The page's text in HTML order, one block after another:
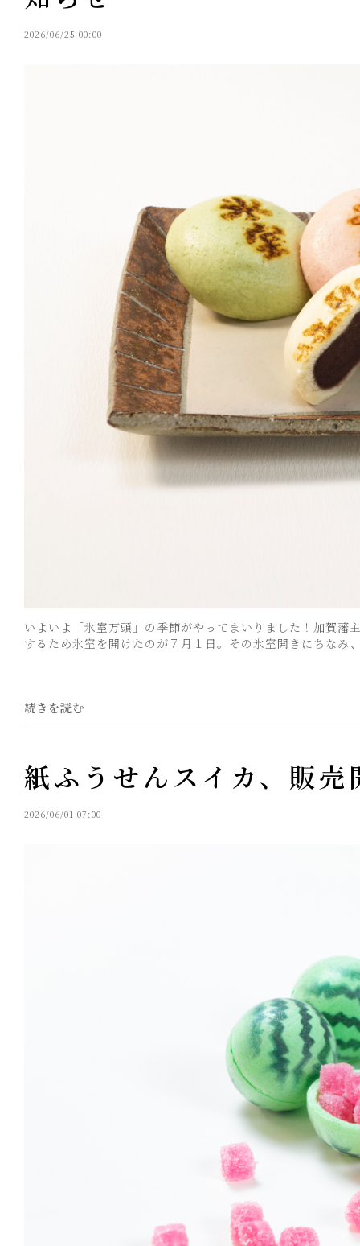
2026/06/25 00:00
いよいよ「氷室万頭」の季節がやってまいりました！加賀
するため氷室を開けたのが７月１日。その氷室開きにちなみ
続きを読む
紙ふうせんスイカ、販
2026/06/01 07:00